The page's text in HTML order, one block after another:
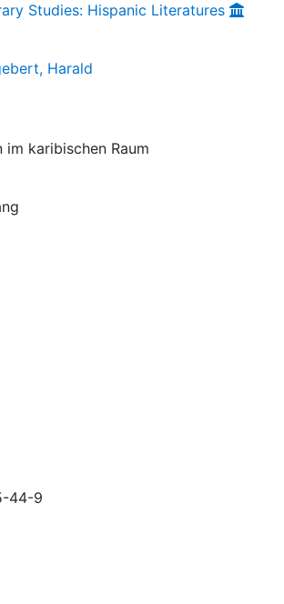
Studies: Hispanic Literatures
Harald
im karibischen Raum
44-9